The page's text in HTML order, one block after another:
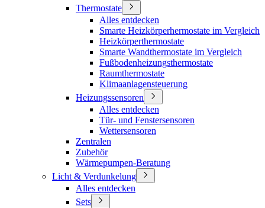
Thermostate
Alles entdecken
Smarte Heizkörperhermostate im Vergleich
Heizkörperthermostate
Smarte Wandthermostate im Vergleich
Fußbodenheizungsthermostate
Raumthermostate
Klimaanlagensteuerung
Heizungssensoren
Alles entdecken
Tür- und Fenstersensoren
Wettersensoren
Zentralen
Zubehör
Wärmepumpen-Beratung
Licht & Verdunkelung
Alles entdecken
Sets